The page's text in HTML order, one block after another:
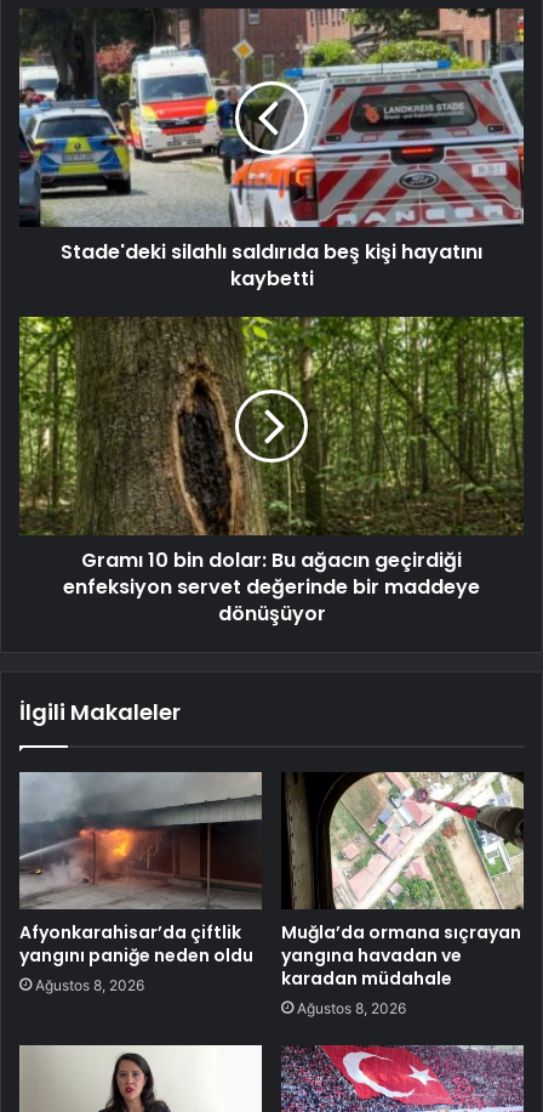
Stade'deki silahlı saldırıda beş kişi hayatını
kaybetti
Gramı 10 bin dolar: Bu ağacın geçirdiği
enfeksiyon servet değerinde bir maddeye
dönüşüyor
İlgili Makaleler
Afyonkarahisar’da çiftlik
yangını paniğe neden oldu
Ağustos 8, 2026
Muğla’da ormana sıçrayan
yangına havadan ve
karadan müdahale
Ağustos 8, 2026